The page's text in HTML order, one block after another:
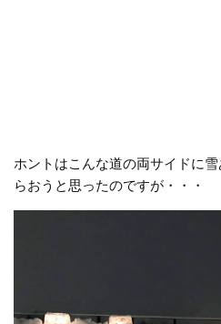
ホントはこんな道の両サイドに
らおうと思ったのですが・・・